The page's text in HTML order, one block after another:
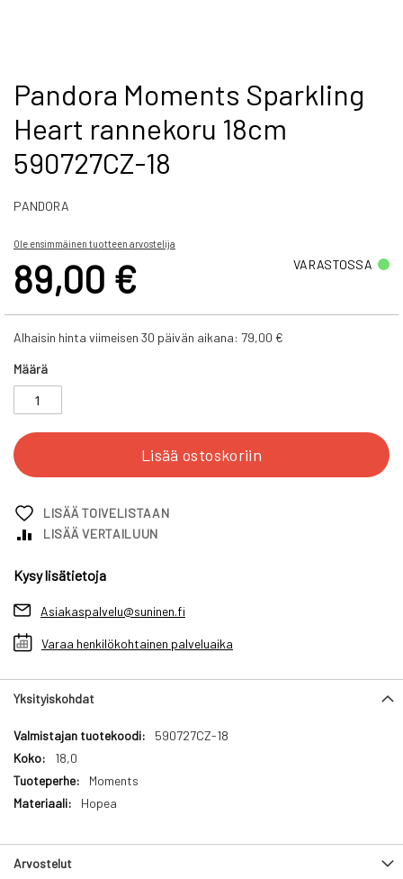
Skip
to
the
beginning
of
the
gallery
Pandora Moments Sparkling
Heart rannekoru 18cm
590727CZ-18
PANDORA
Ole ensimmäinen tuotteen arvostelija
89,00 € VARASTOSSA
Alhaisin hinta viimeisen 30 päivän aikana: 79,00 €
Määrä
Lisää ostoskoriin
LISÄÄ TOIVELISTAAN
LISÄÄ VERTAILUUN
Kysy lisätietoja
Asiakaspalvelu@suninen.fi
Varaa henkilökohtainen palveluaika
Yksityiskohdat
Yksityiskohdat
590727CZ-18
18,0
Moments
Hopea
Arvostelut